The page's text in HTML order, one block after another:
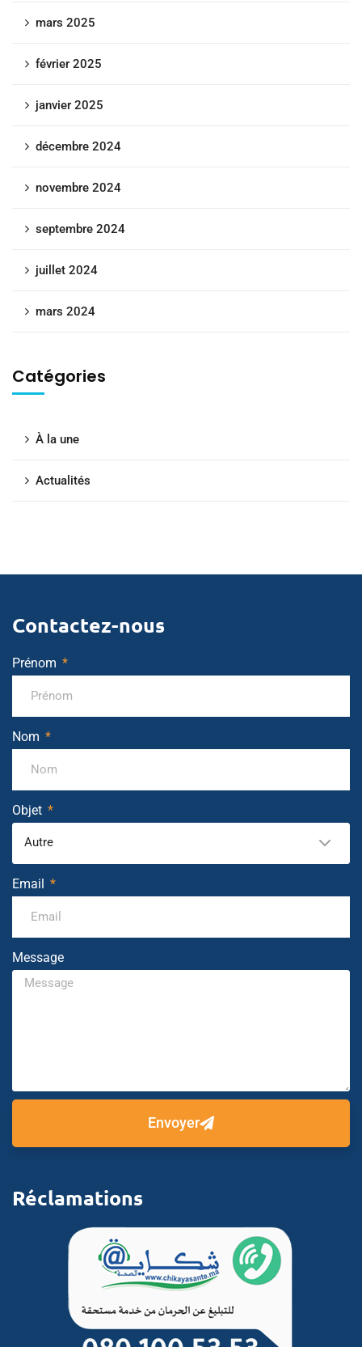
mars 2025
février 2025
janvier 2025
décembre 2024
novembre 2024
septembre 2024
juillet 2024
mars 2024
Catégories
À la une
Actualités
Contactez-nous
Prénom
Nom
Objet
Autre
Email
Message
Envoyer
Réclamations